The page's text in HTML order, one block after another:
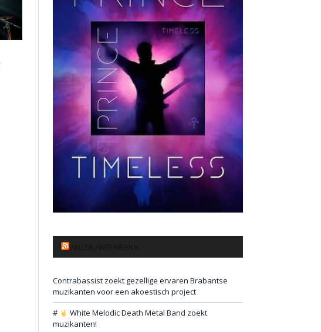
Contrabassist zoekt gezellige ervaren Brabantse
muzikanten voor een akoestisch project
#
White Melodic Death Metal Band zoekt
muzikanten!